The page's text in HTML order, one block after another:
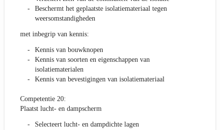
Beschermt het geplaatste isolatiemateriaal tegen
weersomstandigheden
met inbegrip van kennis:
Kennis van bouwknopen
Kennis van soorten en eigenschappen van
isolatiematerialen
Kennis van bevestigingen van isolatiemateriaal
Competentie 20:
Plaatst lucht- en dampscherm
Selecteert lucht- en dampdichte lagen